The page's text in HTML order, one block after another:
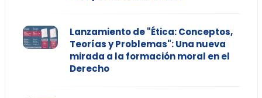
Lanzamiento de "Ética: Conceptos,
Teorías y Problemas": Una nueva
mirada a la formación moral en el
Derecho